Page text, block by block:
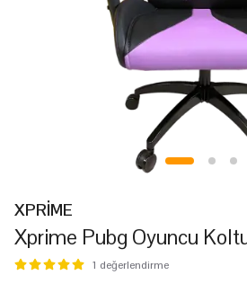
XPRİME
Xprime Pubg Oyuncu
1 değerlendirme